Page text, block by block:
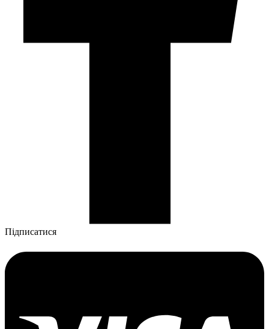
Підписатися